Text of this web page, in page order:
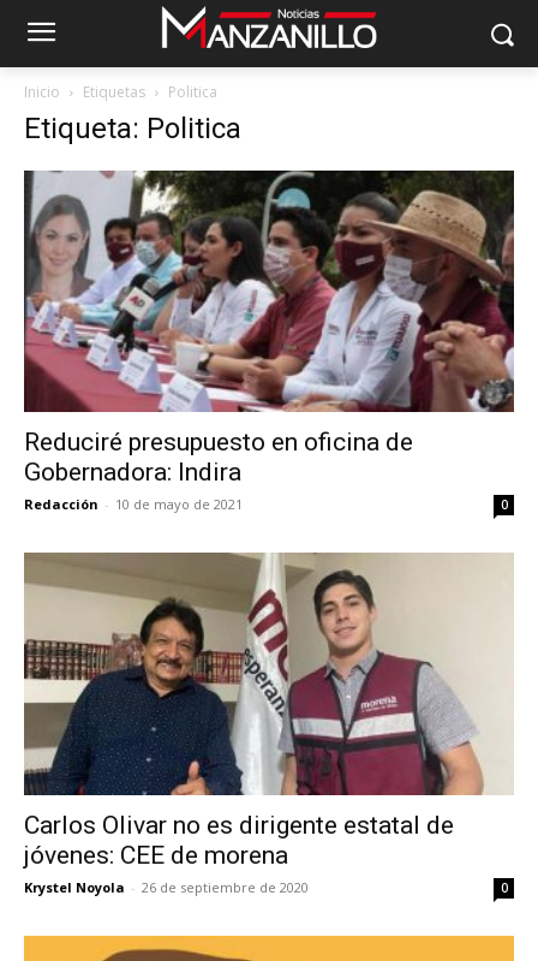
Inicio Etiquetas Politica
Etiqueta: Politica
Reduciré presupuesto en oficina de
Gobernadora: Indira
Redacción - 10 de mayo de 2021 0
Carlos Olivar no es dirigente estatal de
jóvenes: CEE de morena
Krystel Noyola - 26 de septiembre de 2020 0